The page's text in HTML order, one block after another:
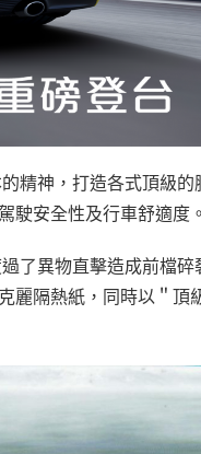
精神，打造各式頂級的
駛安全性及行車舒適度
了異物直擊造成前檔碎
麗隔熱紙，同時以＂頂